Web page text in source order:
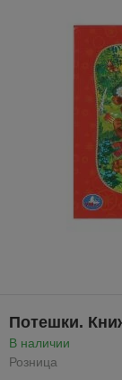
Потешки.
В наличии
Розница